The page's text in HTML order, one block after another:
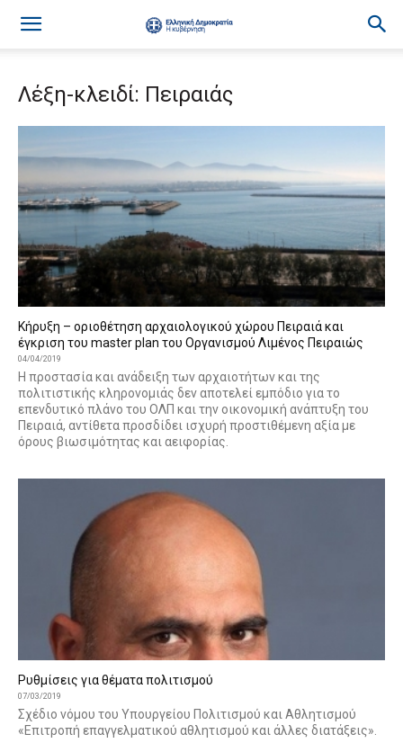
Λέξη-κλειδί: Πειραιάς
Κήρυξη – οριοθέτηση αρχαιολογικού χώρου Πειραιά και
έγκριση του master plan του Οργανισμού Λιμένος Πειραιώς
04/04/2019
Η προστασία και ανάδειξη των αρχαιοτήτων και της
πολιτιστικής κληρονομιάς δεν αποτελεί εμπόδιο για το
επενδυτικό πλάνο του ΟΛΠ και την οικονομική ανάπτυξη του
Πειραιά, αντίθετα προσδίδει ισχυρή προστιθέμενη αξία με
όρους βιωσιμότητας και αειφορίας.
Ρυθμίσεις για θέματα πολιτισμού
07/03/2019
Σχέδιο νόμου του Υπουργείου Πολιτισμού και Αθλητισμού
«Επιτροπή επαγγελματικού αθλητισμού και άλλες διατάξεις».